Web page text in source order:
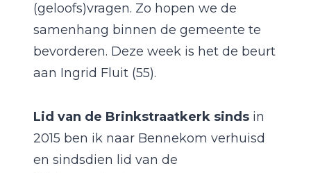
(geloofs)vragen. Zo hopen we de
samenhang binnen de gemeente te
bevorderen. Deze week is het de beurt
aan Ingrid Fluit (55).
Lid van de Brinkstraatkerk sinds in
2015 ben ik naar Bennekom verhuisd
en sindsdien lid van de